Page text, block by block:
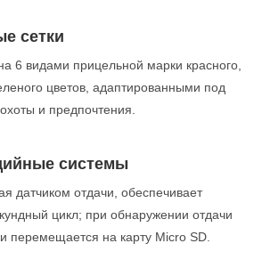
сетки
6 видами прицельной марки красного,
цветов, адаптированными под
и предпочтения.
системы
датчиком отдачи, обеспечивает
цикл; при обнаружении отдачи
перемещается на карту Micro SD.